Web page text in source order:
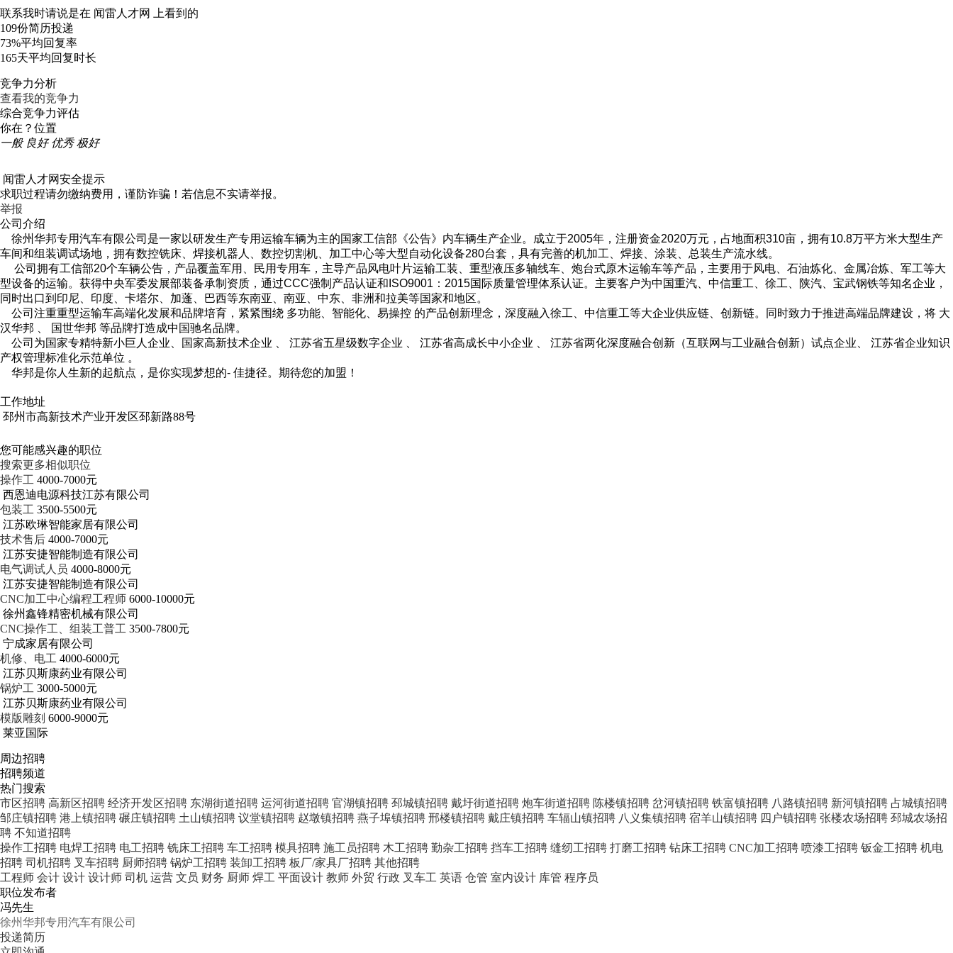
联系我时请说是在 闻雷人才网
上看到的
109份简历投递
73%平均回复率
165天平均回复时长
竞争力分析
查看我的竞争力
综合竞争力评估
你在？位置
一般 良好 优秀 极好
闻雷人才网安全提示
求职过程请勿缴纳费用，谨防诈骗！若信息不实请举报。
举报
公司介绍
徐州华邦专用汽车有限公司是一家以研发生产专用运输车辆为主的国家工信部《公告》内车辆生产企业。成立于2005年，注册资金2020万元，占地面积310亩， 拥有10.8万平方米大型生产
车间和组装调试场地，拥有数控铣床、焊接机器人、数控切割机、加工中心等大型自动化设备280台套，具有完善的机加工、焊接、涂装、总装生产流水线。
公司拥有工信部20个车辆公告，产品覆盖军用、民用专用车，主导产品风电叶片运输工装、重型液压多轴线车、炮台式原木运输车等产品，主要用于风电、石油炼化、金属冶炼、军工等大
型设备的运输。获得中央军委发展部装备承制资质，通过CCC强制产品认证和ISO9001：2015国际质量管理体系认证。主要客户为中国重汽、中信重工、徐工、陕汽、宝武钢铁等知名企业 ，
同时出口到印尼、印度、卡塔尔、加蓬、巴西等东南亚、南亚、中东、非洲和拉美等国家和地区。
公司注重重型运输车高端化发展和品牌培育，紧紧围绕 多功能、智能化、易操控 的产品创新理念，深度融入徐工、中信重工等大企业供应链、创新链。同时致力于推进高端品牌建设，将 大
汉华邦 、 国世华邦 等品牌打造成中国驰名品牌。
公司为国家专精特新小巨人企业、国家高新技术企业 、 江苏省五星级数字企业 、 江苏省高成长中小企业 、 江苏省两化深度融合创新（互联网与工业融合创新）试点企业、 江苏省企业知识
产权管理标准化示范单位 。
华邦是你人生新的起航点，是你实现梦想的- 佳捷径。期待您的加盟！
工作地址
邳州市高新技术产业开发区邳新路88号
您可能感兴趣的职位
搜索更多相似职位
操作工 4000-7000元
西恩迪电源科技江苏有限公司
包装工 3500-5500元
江苏欧琳智能家居有限公司
技术售后 4000-7000元
江苏安捷智能制造有限公司
电气调试人员 4000-8000元
江苏安捷智能制造有限公司
CNC加工中心编程工程师 6000-10000元
徐州鑫锋精密机械有限公司
CNC操作工、组装工普工 3500-7800元
宁成家居有限公司
机修、电工 4000-6000元
江苏贝斯康药业有限公司
锅炉工 3000-5000元
江苏贝斯康药业有限公司
模版雕刻 6000-9000元
莱亚国际
周边招聘
招聘频道
热门搜索
市区招聘 高新区招聘 经济开发区招聘 东湖街道招聘 运河街道招聘 官湖镇招聘 邳城镇招聘 戴圩街道招聘 炮车街道招聘 陈楼镇招聘 岔河镇招聘 铁富镇招聘 八路镇招聘 新河镇招聘 占城镇招聘
邹庄镇招聘 港上镇招聘 碾庄镇招聘 土山镇招聘 议堂镇招聘 赵墩镇招聘 燕子埠镇招聘 邢楼镇招聘 戴庄镇招聘 车辐山镇招聘 八义集镇招聘 宿羊山镇招聘 四户镇招聘 张楼农场招聘 邳城农场招
聘 不知道招聘
操作工招聘 电焊工招聘 电工招聘 铣床工招聘 车工招聘 模具招聘 施工员招聘 木工招聘 勤杂工招聘 挡车工招聘 缝纫工招聘 打磨工招聘 钻床工招聘 CNC加工招聘 喷漆工招聘 钣金工招聘 机电
招聘 司机招聘 叉车招聘 厨师招聘 锅炉工招聘 装卸工招聘 板厂/家具厂招聘 其他招聘
工程师 会计 设计 设计师 司机 运营 文员 财务 厨师 焊工 平面设计 教师 外贸 行政 叉车工 英语 仓管 室内设计 库管 程序员
职位发布者
冯先生
徐州华邦专用汽车有限公司
投递简历